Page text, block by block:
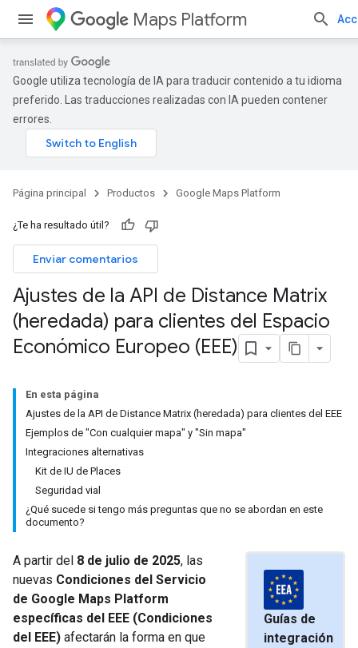
Maps Platform
Google utiliza tecnología de IA para traducir contenido a tu idioma
preferido. Las traducciones realizadas con IA pueden contener
errores.
Página principal Productos Google Maps Platform
¿Te ha resultado útil?
Enviar comentarios
Ajustes de la API de Distance Matrix
(heredada) para clientes del Espacio
Económico Europeo (EEE)
En esta página
Ajustes de la API de Distance Matrix (heredada) para clientes del EEE
Ejemplos de "Con cualquier mapa" y "Sin mapa"
Integraciones alternativas
Kit de IU de Places
Seguridad vial
¿Qué sucede si tengo más preguntas que no se abordan en este
documento?
Guías de
integración
A partir del 8 de julio de 2025, las
nuevas Condiciones del Servicio
de Google Maps Platform
específicas del EEE (Condiciones
del EEE) afectarán la forma en que